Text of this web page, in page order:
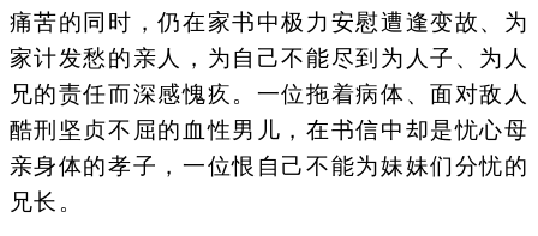
痛苦的同时，仍在家书中极力安慰遭逢变故、为
家计发愁的亲人，为自己不能尽到为人子、为人
兄的责任而深感愧疚。一位拖着病体、面对敌人
酷刑坚贞不屈的血性男儿，在书信中却是忧心母
亲身体的孝子，一位恨自己不能为妹妹们分忧的
兄长。